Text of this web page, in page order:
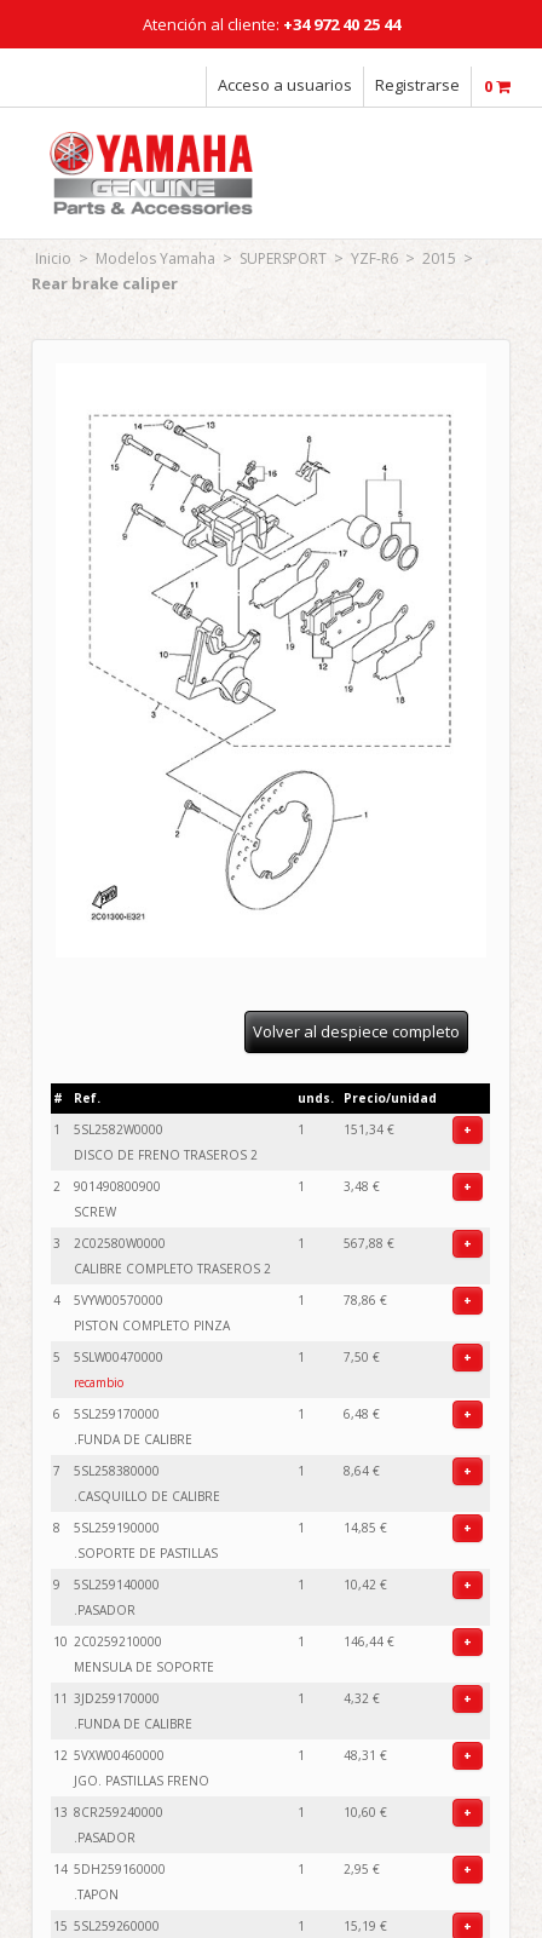
Atención al cliente: +34 972 40 25 44
Horario: Lunes a Viernes: 08:00 - 18:00h
Acceso a usuarios Registrarse 0
Inicio > Modelos Yamaha > SUPERSPORT > YZF-R6 > 2015 >
Rear brake caliper
Volver al despiece completo
# Ref. unds.
Precio/unidad
1
5SL2582W0000
DISCO DE FRENO TRASEROS 2
1 151,34 € +
2
901490800900
SCREW
1 3,48 € +
3
2C02580W0000
CALIBRE COMPLETO TRASEROS 2
1 567,88 € +
4
5VYW00570000
PISTON COMPLETO PINZA
1 78,86 € +
5
5SLW00470000
recambio
1 7,50 € +
6
5SL259170000
.FUNDA DE CALIBRE
1 6,48 € +
7
5SL258380000
.CASQUILLO DE CALIBRE
1 8,64 € +
8
5SL259190000
.SOPORTE DE PASTILLAS
1 14,85 € +
9
5SL259140000
.PASADOR
1 10,42 € +
10 2C0259210000
MENSULA DE SOPORTE
1 146,44 € +
11 3JD259170000
.FUNDA DE CALIBRE
1 4,32 € +
12 5VXW00460000
JGO. PASTILLAS FRENO
1 48,31 € +
13 8CR259240000
.PASADOR
1 10,60 € +
14 5DH259160000
.TAPON
1 2,95 € +
15 5SL259260000
1 15,19 € +